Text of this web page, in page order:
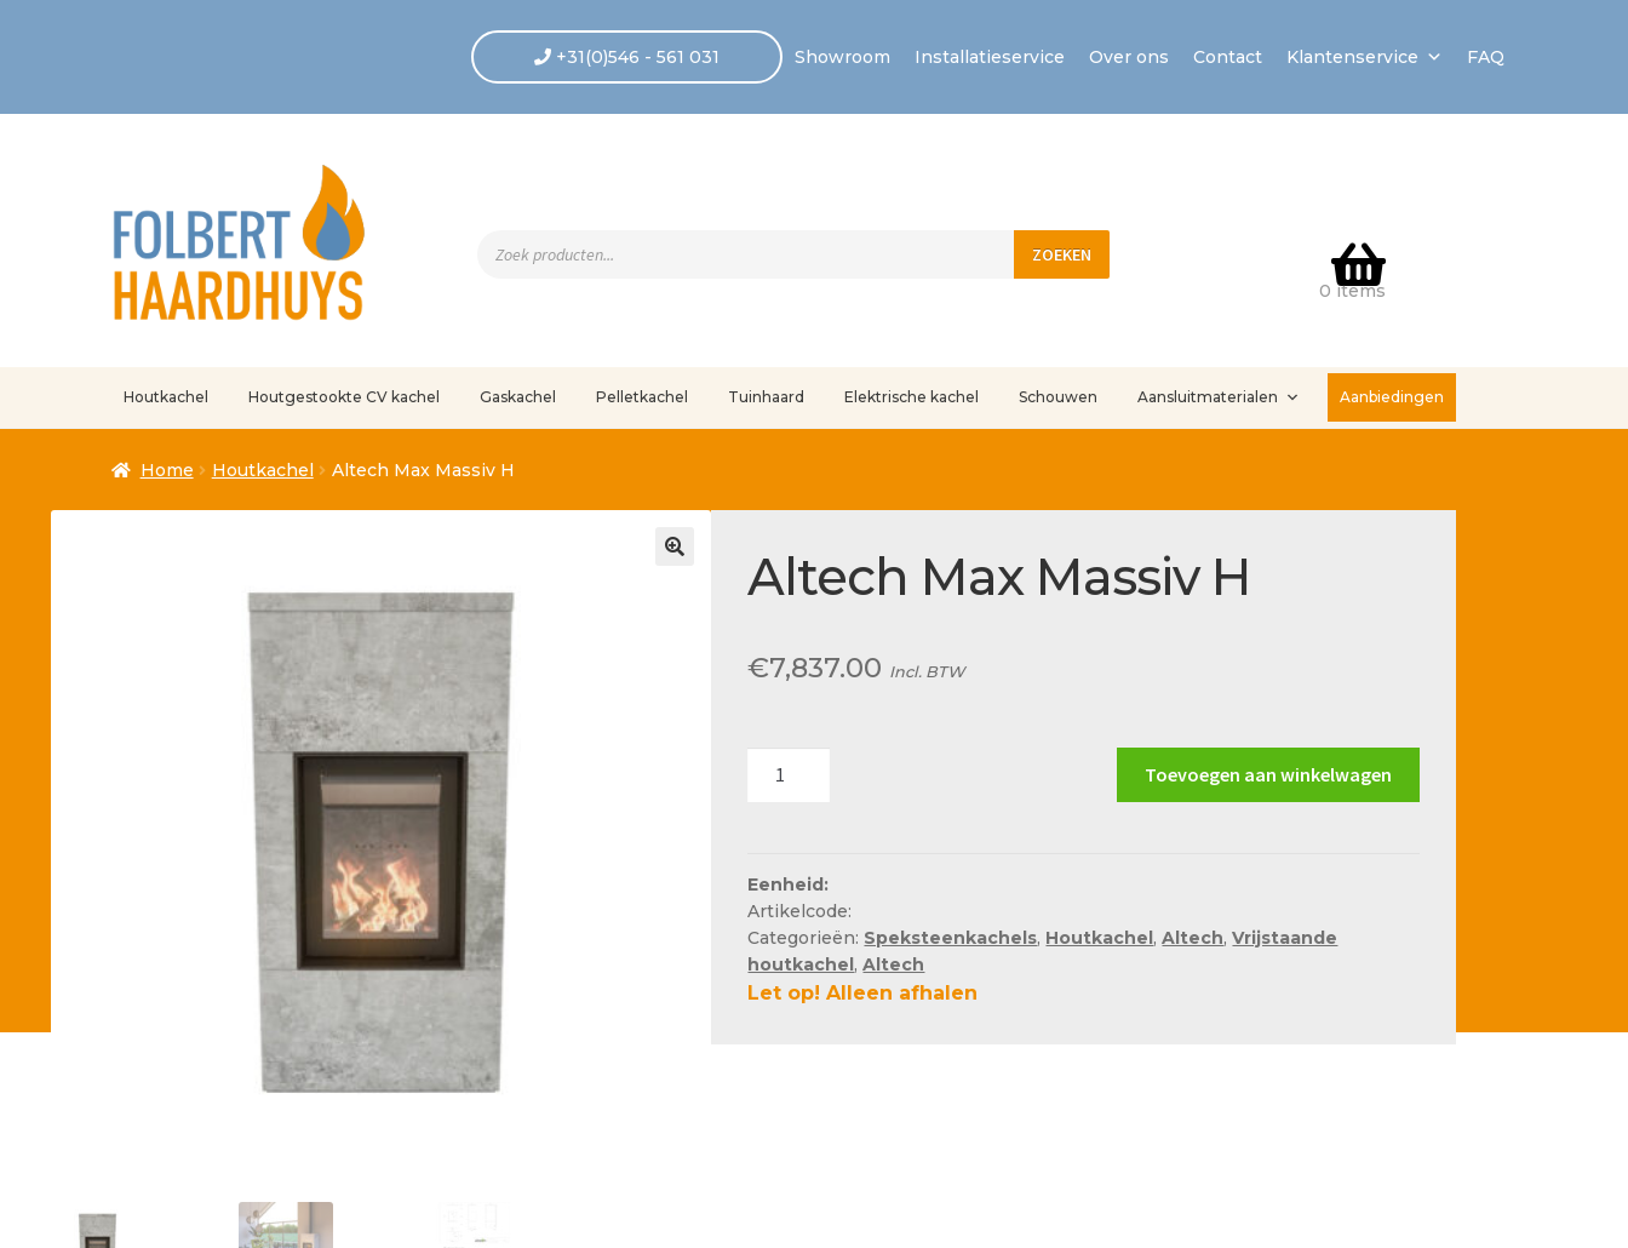
+31(0)546 - 561 031 Showroom Installatieservice Over ons Contact Klantenservice FAQ
zoeken
ZOEKEN
0 items
Houtkachel Houtgestookte CV kachel Gaskachel Pelletkachel Tuinhaard Elektrische kachel Schouwen Aansluitmaterialen Aanbiedingen
Winkel
Home Houtkachel Altech Max Massiv H
Altech Max Massiv H
€7,837.00 Incl. BTW
aantal
Toevoegen aan winkelwagen
Eenheid:
Artikelcode:
Categorieën: Speksteenkachels, Houtkachel,Altech,Vrijstaande
houtkachel,Altech
Let op! Alleen afhalen